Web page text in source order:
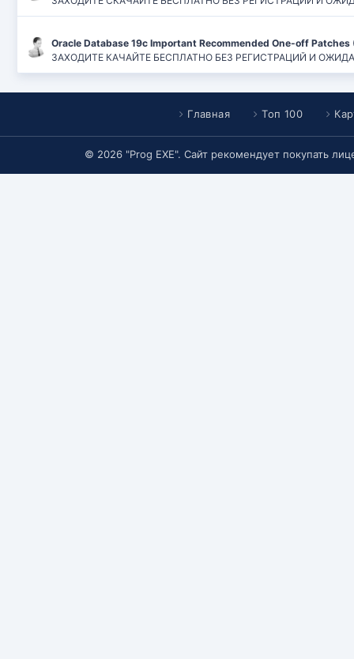
Oracle Database 19c Important Recommended One-off Patches
ЗАХОДИТЕ КАЧАЙТЕ БЕСПЛАТНО БЕЗ РЕГИСТРАЦИЙ И
Главная Топ 100
© 2026 "Prog EXE". Сайт рекомендует покупать